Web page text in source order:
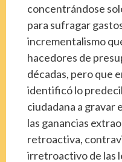
concentrándose
para sufragar
incrementalismo
hacedores de
décadas, pero que
identificó lo
ciudadana a gravar
las ganancias
retroactiva,
irretroactivo de las